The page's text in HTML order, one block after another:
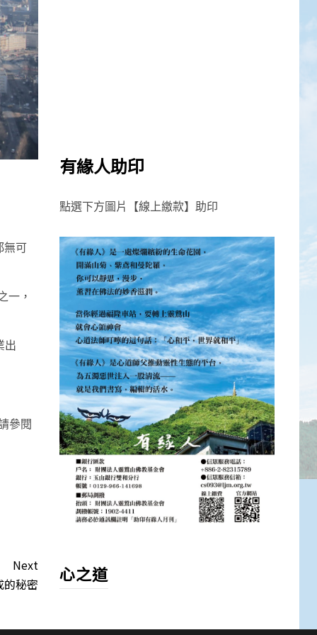
無可
一，
出
參閱
Next
的秘密
有緣人助印
點選下方圖片【線上繳款】助印
心之道